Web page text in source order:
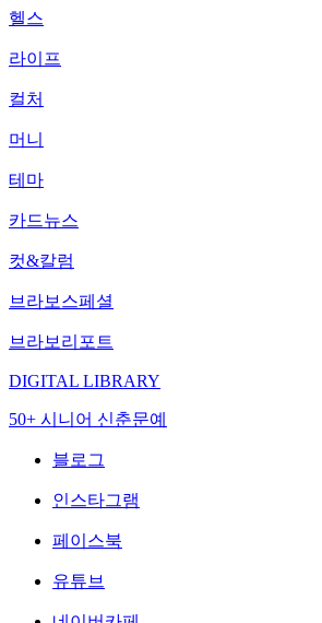
헬스
라이프
컬처
머니
테마
카드뉴스
컷&칼럼
브라보스페셜
브라보리포트
DIGITAL LIBRARY
50+ 시니어 신춘문예
블로그
인스타그램
페이스북
유튜브